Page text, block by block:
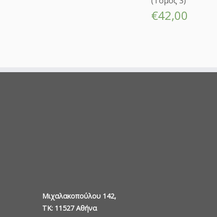
€42,00
Μιχαλακοπούλου 142,
TK: 11527 Αθήνα